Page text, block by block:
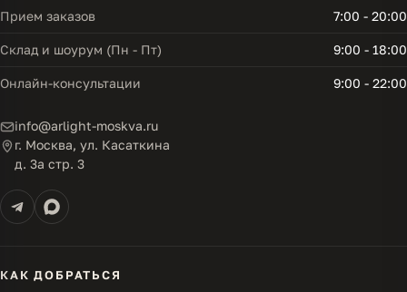
Прием заказов 7:00 - 20:00
Склад и шоурум (Пн - Пт) 9:00 - 18:00
Онлайн-консультации 9:00 - 22:00
info@arlight-moskva.ru
г. Москва, ул. Касаткина
д. 3а стр. 3
КАК ДОБРАТЬСЯ